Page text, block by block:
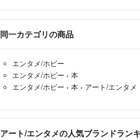
同一カテゴリの商品
エンタメ/ホビー
エンタメ/ホビー › 本
エンタメ/ホビー › 本 › アート/エンタメ
アート/エンタメの人気ブランドラン